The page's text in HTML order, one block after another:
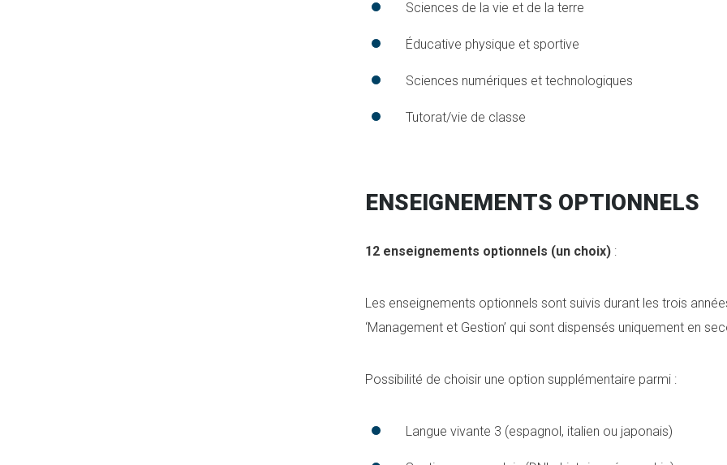
Sciences de la vie et de la terre
Éducative physique et sportive
Sciences numériques et technologiques
Tutorat/vie de classe
ENSEIGNEMENTS OPTIONNELS
12 enseignements optionnels (un choix) :
Les enseignements optionnels sont suivis durant les trois
‘Management et Gestion’ qui sont dispensés uniquement en
Possibilité de choisir une option supplémentaire parmi :
Langue vivante 3 (espagnol, italien ou japonais)